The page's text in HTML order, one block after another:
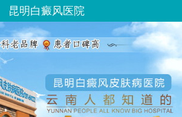
昆明白癜风医院